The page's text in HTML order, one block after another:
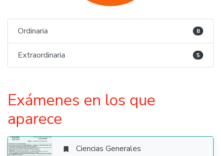
Ordinaria 8
Extraordinaria 5
Exámenes en los que
aparece
 Ciencias Generales